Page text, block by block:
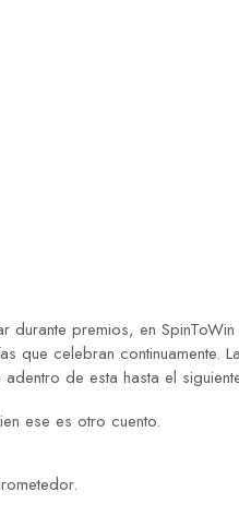
premios, en
que celebran continuamente.
de esta hasta el
ese es otro cuento.